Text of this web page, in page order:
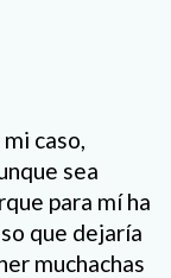
caso,
sea
para mí ha
que dejaría
muchachas